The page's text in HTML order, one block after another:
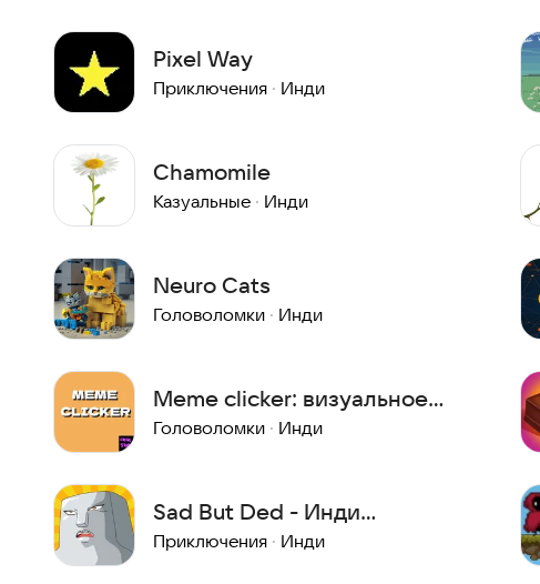
Pixel Way
Приключения · Инди
Chamomile
Казуальные · Инди
Neuro Cats
Головоломки · Инди
Meme clicker: визуальное
обновление
Головоломки · Инди
Sad But Ded - Инди
Платформер Головоломка
Приключения · Инди